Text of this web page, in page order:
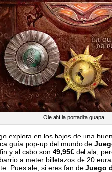
Ole ahí la portadita guapa
explora en los bajos de una
guía pop-up del mundo de
y al cabo son49,95€ del ala,
a meter billetazos de 20
Pues ale, si eres fan de Juego